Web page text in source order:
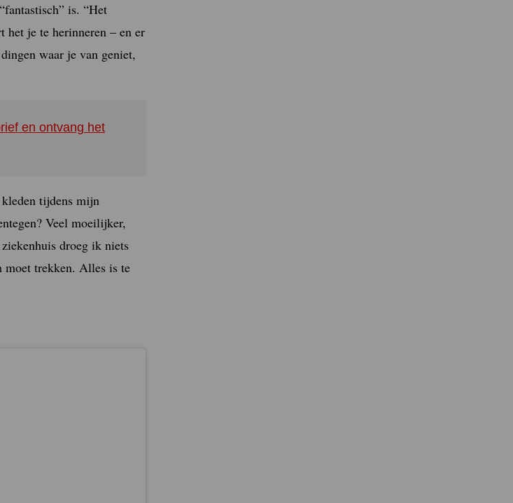
is. “Het
het je te herinneren – en er
waar je van geniet,
en ontvang het
tijdens mijn
Veel moeilijker,
droeg ik niets
moet trekken. Alles is te